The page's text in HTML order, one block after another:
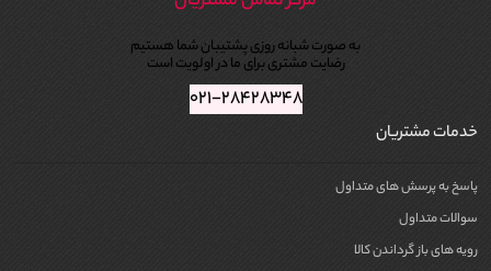
به صورت شبانه روزی پشتیبان شما هستیم
رضایت مشتری برای ما در اولویت است
۰۲۱-۲۸۴۲۸۳۴۸
خدمات مشتریان
پاسخ به پرسش های متداول
سوالات متداول
رویه های باز گرداندن کالا